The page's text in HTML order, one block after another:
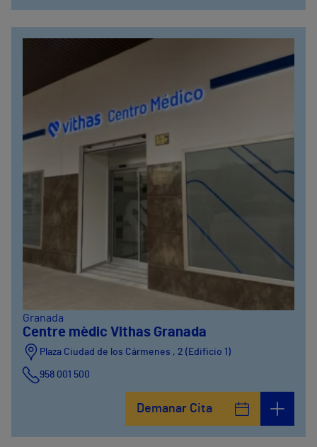
Granada
Centre mèdic Vithas Granada
Plaza Ciudad de los Cármenes , 2 (Edificio 1)
958 001 500
Demanar Cita